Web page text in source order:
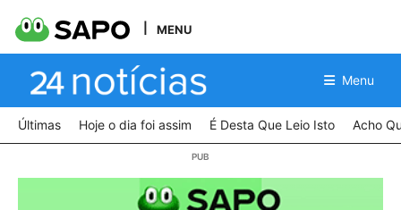
MENU
Menu
Últimas Hoje o dia foi assim É Desta Que Leio Isto Acho